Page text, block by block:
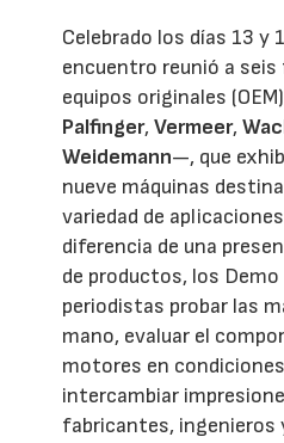
Celebrado los días 13 y
encuentro reunió a
equipos originales
Palfinger,Vermeer,
Weidemann—, que
nueve máquinas
variedad de
diferencia de una
de productos, los
periodistas probar las
mano, evaluar el
motores en
intercambiar
fabricantes, ingenieros